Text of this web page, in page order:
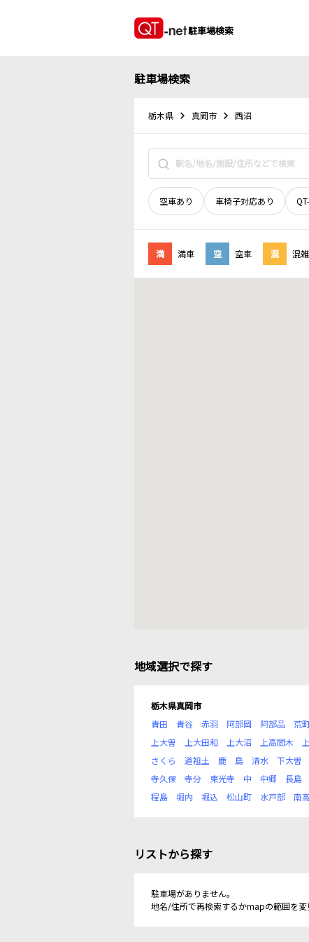
駐車場検索
駐車場検索
栃木県 真岡市 西沼
空車あり 車椅子対応あり
満 満車 空 空車 混 混雑
地域選択で探す
栃木県真岡市
青田
青谷 赤羽 阿部岡 阿部品 荒
上大曽
上大田和 上大沼 上高間木
さくら
道祖土 鹿 島 清水 下大曽
寺久保
寺分 東光寺 中 中郷 長島
程島
堀内 堀込 松山町 水戸部 南
リストから探す
駐車場がありません。
地名/住所で再検索するかmapの範囲を変